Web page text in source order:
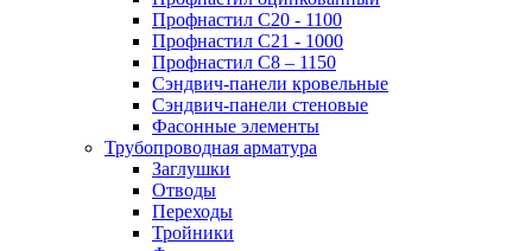
Профнастил С20 - 1100
Профнастил С21 - 1000
Профнастил С8 – 1150
Сэндвич-панели кровельные
Сэндвич-панели стеновые
Фасонные элементы
Трубопроводная арматура
Заглушки
Отводы
Переходы
Тройники